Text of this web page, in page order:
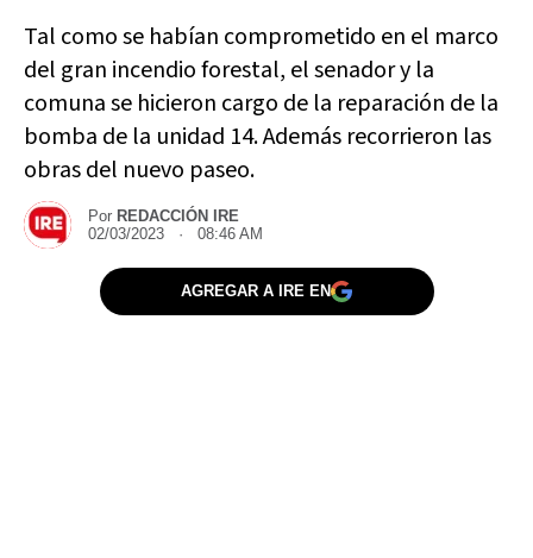
Tal como se habían comprometido en el marco
del gran incendio forestal, el senador y la
comuna se hicieron cargo de la reparación de la
bomba de la unidad 14. Además recorrieron las
obras del nuevo paseo.
Por REDACCIÓN IRE
02/03/2023 · 08:46 AM
AGREGAR A IRE EN